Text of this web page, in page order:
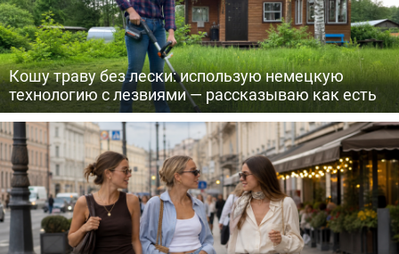
Кошу траву без лески: использую немецкую
технологию с лезвиями — рассказываю как есть